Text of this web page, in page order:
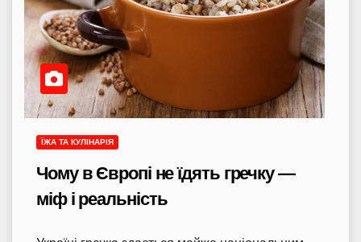
ЇЖА ТА КУЛІНАРІЯ
Чому в Європі не їдять гречку —
міф і реальність